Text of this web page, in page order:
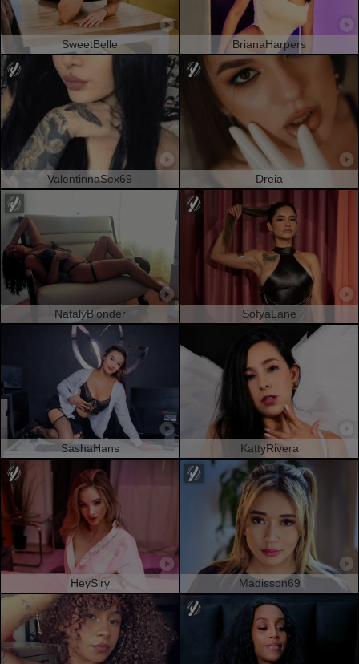
SweetBelle BrianaHarpers
ValentinnaSex69 Dreia
NatalyBlonder SofyaLane
SashaHans KattyRivera
HeySiry Madisson69